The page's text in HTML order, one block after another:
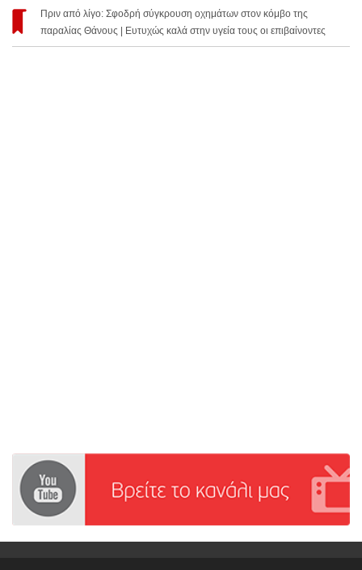
Πριν από λίγο: Σφοδρή σύγκρουση οχημάτων στον κόμβο της
παραλίας Θάνους | Ευτυχώς καλά στην υγεία τους οι επιβαίνοντες